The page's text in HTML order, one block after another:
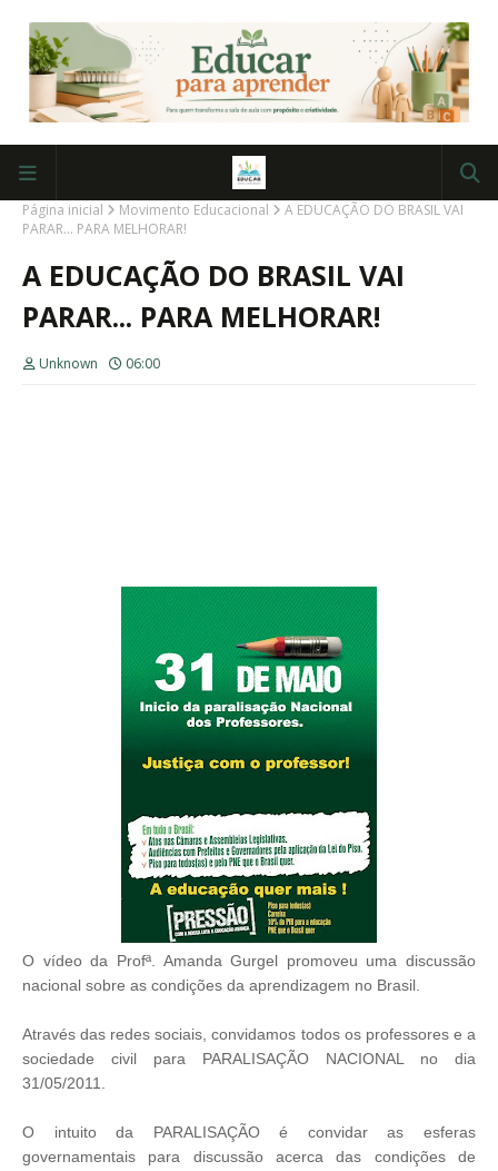
Página inicial Movimento Educacional
A EDUCAÇÃO DO BRASIL VAI
PARAR... PARA MELHORAR!
A EDUCAÇÃO DO BRASIL VAI
PARAR... PARA MELHORAR!
Unknown 06:00
O vídeo da Profª. Amanda Gurgel promoveu uma discussão
nacional sobre as condições da aprendizagem no Brasil.
Através das redes sociais, convidamos todos os professores e a
sociedade civil para PARALISAÇÃO NACIONAL no dia
31/05/2011.
O intuito da PARALISAÇÃO é convidar as esferas
governamentais para discussão acerca das condições de